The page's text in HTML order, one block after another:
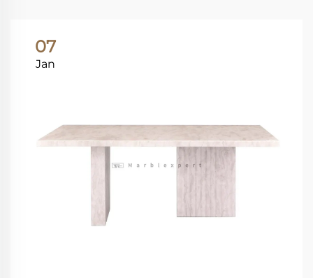
07
Jan